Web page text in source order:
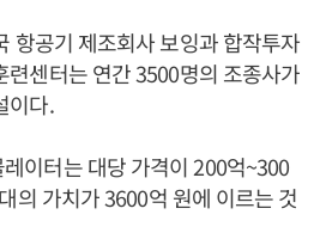
항공기 제조회사 보잉과 합작투자
련센터는 연간 3500명의 조종사가
이다.
이터는 대당 가격이 200억~300
의 가치가 3600억 원에 이르는 것